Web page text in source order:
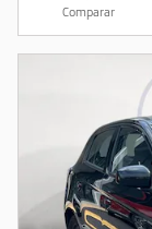
Comparar